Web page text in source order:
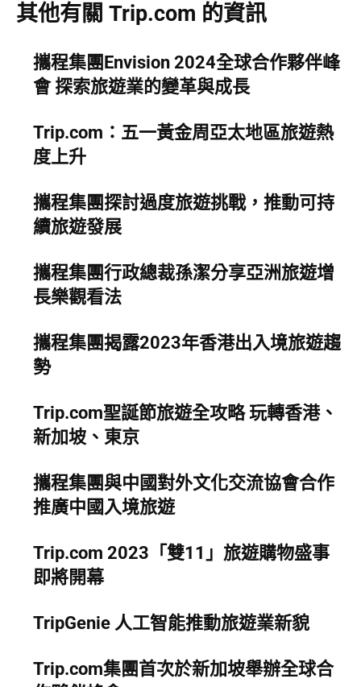
其他有關 Trip.com 的資訊
攜程集團Envision 2024全球合作夥伴峰
會 探索旅遊業的變革與成長
Trip.com：五一黃金周亞太地區旅遊熱
度上升
攜程集團探討過度旅遊挑戰，推動可持
續旅遊發展
攜程集團行政總裁孫潔分享亞洲旅遊增
長樂觀看法
攜程集團揭露2023年香港出入境旅遊趨
勢
Trip.com聖誕節旅遊全攻略 玩轉香港、
新加坡、東京
攜程集團與中國對外文化交流協會合作
推廣中國入境旅遊
Trip.com 2023「雙11」旅遊購物盛事
即將開幕
TripGenie 人工智能推動旅遊業新貌
Trip.com集團首次於新加坡舉辦全球合